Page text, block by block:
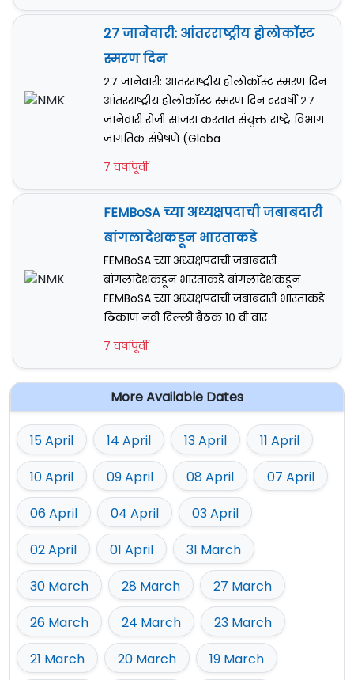
२७ जानेवारी: आंतरराष्ट्रीय होलोकॉस्ट
स्मरण दिन
२७ जानेवारी: आंतरराष्ट्रीय होलोकॉस्ट स्मरण दिन
आंतरराष्ट्रीय होलोकॉस्ट स्मरण दिन दरवर्षी २७
जानेवारी रोजी साजरा करतात संयुक्त राष्ट्रे विभाग
जागतिक संप्रेषणे (Globa
7 वर्षापूर्वी
FEMBoSA च्या अध्यक्षपदाची जबाबदारी
बांगलादेशकडून भारताकडे
FEMBoSA च्या अध्यक्षपदाची जबाबदारी
बांगलादेशकडून भारताकडे बांगलादेशकडून
FEMBoSA च्या अध्यक्षपदाची जबाबदारी भारताकडे
ठिकाण नवी दिल्ली बैठक १० वी वार
7 वर्षापूर्वी
More Available Dates
15 April 14 April 13 April
11 April
10 April
09 April 08 April
07 April
06 April
04 April
03 April
02 April
01 April
31 March
30 March
28 March
27 March
26 March
24 March
23 March
21 March
20 March 19 March